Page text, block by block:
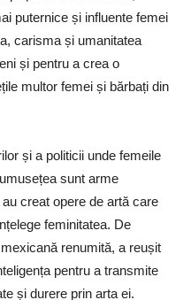
puternice și influente femei
carisma și umanitatea
și pentru a crea o
multor femei și bărbați din
și a politicii unde femeile
sunt arme
creat opere de artă care
feminitatea. De
renumită, a reușit
pentru a transmite
și durere prin arta ei.